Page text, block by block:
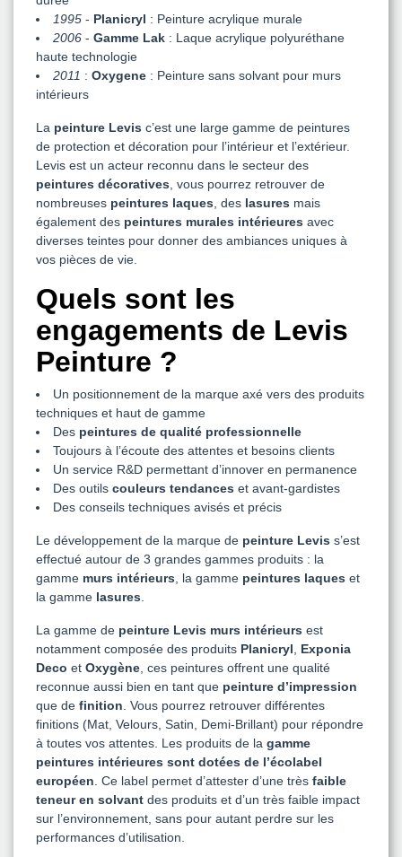
1995 - Planicryl : Peinture acrylique murale
2006 - Gamme Lak : Laque acrylique polyuréthane
haute technologie
2011 : Oxygene : Peinture sans solvant pour murs
intérieurs
La peinture Levis c’est une large gamme de peintures
de protection et décoration pour l’intérieur et l’extérieur.
Levis est un acteur reconnu dans le secteur des
peintures décoratives, vous pourrez retrouver de
nombreuses peintures laques, des lasures mais
également des peintures murales intérieures avec
diverses teintes pour donner des ambiances uniques à
vos pièces de vie.
Quels sont les
engagements de Levis
Peinture ?
Un positionnement de la marque axé vers des produits
techniques et haut de gamme
Des peintures de qualité professionnelle
Toujours à l’écoute des attentes et besoins clients
Un service R&D permettant d’innover en permanence
Des outils couleurs tendances et avant-gardistes
Des conseils techniques avisés et précis
Le développement de la marque de peinture Levis s’est
effectué autour de 3 grandes gammes produits : la
gamme murs intérieurs, la gamme peintures laques et
la gamme lasures.
La gamme de peinture Levis murs intérieurs est
notamment composée des produits Planicryl, Exponia
Deco et Oxygène, ces peintures offrent une qualité
reconnue aussi bien en tant que peinture d’impression
que de finition. Vous pourrez retrouver différentes
finitions (Mat, Velours, Satin, Demi-Brillant) pour répondre
à toutes vos attentes. Les produits de la gamme
peintures intérieures sont dotées de l’écolabel
européen. Ce label permet d’attester d’une très faible
teneur en solvant des produits et d’un très faible impact
sur l’environnement, sans pour autant perdre sur les
performances d’utilisation.